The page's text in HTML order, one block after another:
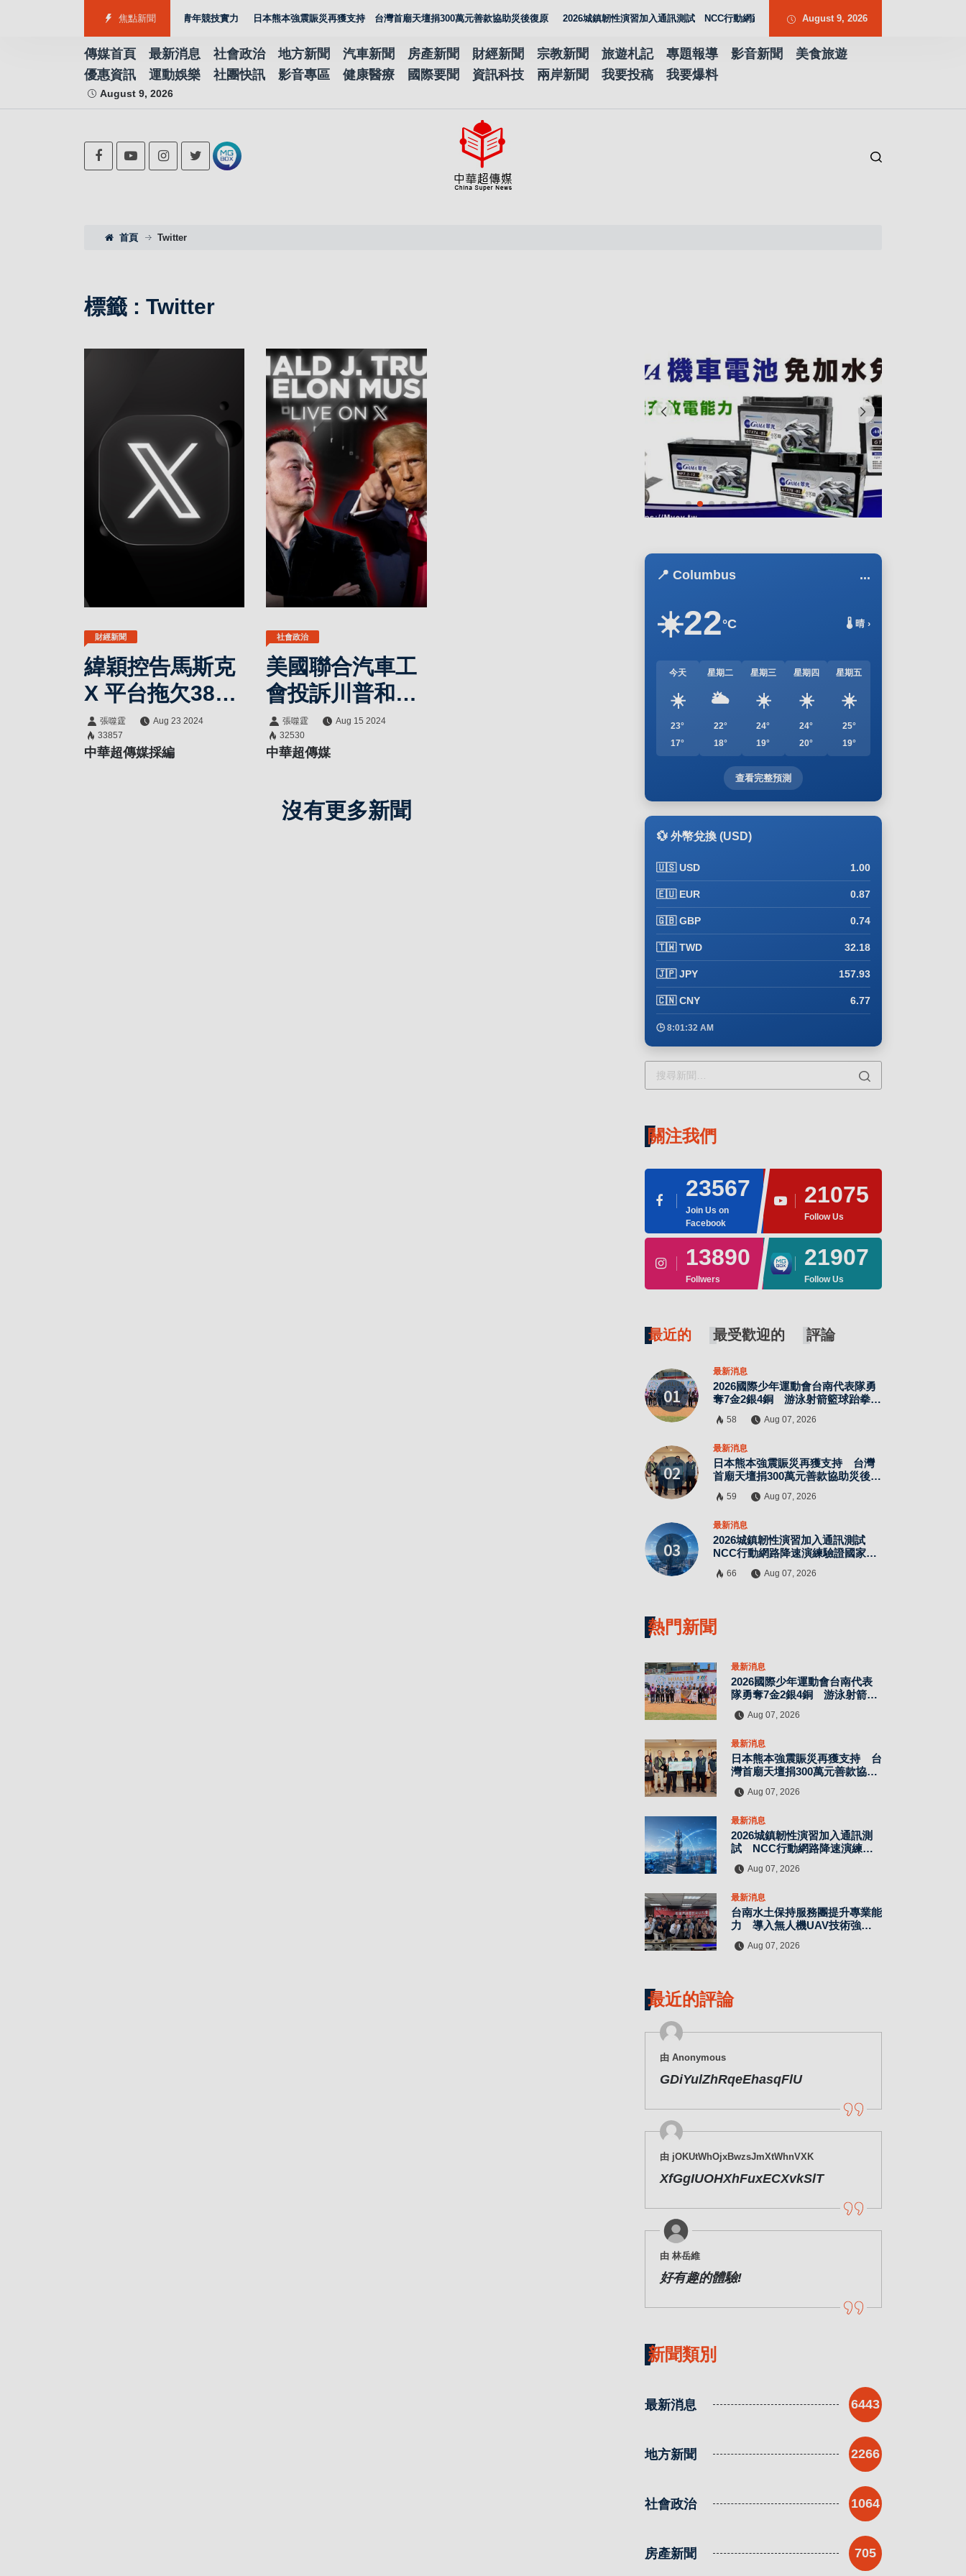
焦點新聞
2銀4銅 游泳射箭籃球跆拳道展現青年競技實力 日本熊本強震賑災再獲支持 台灣首廟天壇捐300萬元善款協助災後復原 2026城鎮韌性演習加入通訊測試 NCC行動網路降速演練驗證國家通訊防護能力
August 9, 2026
傳媒首頁 最新消息 社會政治 地方新聞 汽車新聞 房產新聞 財經新聞 宗教新聞 旅遊札記 專題報導 影音新聞
美食旅遊
優惠資訊
運動娛樂 社團快訊 影音專區 健康醫療 國際要聞 資訊科技 兩岸新聞 我要投稿 我要爆料
August 9, 2026
首頁 Twitter
標籤 : Twitter
財經新聞
緯穎控告馬斯克
X 平台拖欠38億
元伺服器費用
張噬霆
Aug 23 2024
33857
中華超傳媒採編
社會政治
美國聯合汽車工
會投訴川普和馬
斯克威脅工人罷
工權利，勞工權
張噬霆
Aug 15 2024
32530
中華超傳媒
沒有更多新聞
📍 Columbus ...
☀️22°C 🌡️ 晴 ›
今天
☀️
23°
17°
星期二
🌥️
22°
18°
星期三
☀️
24°
19°
星期四
☀️
24°
20°
星期五
☀️
25°
19°
查看完整預測
💱 外幣兌換 (USD)
🇺🇸 USD 1.00
🇪🇺 EUR 0.87
🇬🇧 GBP 0.74
🇹🇼 TWD 32.18
🇯🇵 JPY 157.93
🇨🇳 CNY 6.77
🕒 8:01:32 AM
關注我們
23567
Join Us on
Facebook
21075
Follow Us
13890
Follwers
21907
Follow Us
最近的 最受歡迎的 評論
最新消息
2026國際少年運動會台南代表隊勇
奪7金2銀4銅 游泳射箭籃球跆拳道
58 Aug 07, 2026
最新消息
日本熊本強震賑災再獲支持 台灣
首廟天壇捐300萬元善款協助災後復
59 Aug 07, 2026
最新消息
2026城鎮韌性演習加入通訊測試
NCC行動網路降速演練驗證國家通
66 Aug 07, 2026
熱門新聞
最新消息
2026國際少年運動會台南代表
隊勇奪7金2銀4銅 游泳射箭籃
Aug 07, 2026
最新消息
日本熊本強震賑災再獲支持 台
灣首廟天壇捐300萬元善款協助
Aug 07, 2026
最新消息
2026城鎮韌性演習加入通訊測
試 NCC行動網路降速演練驗
Aug 07, 2026
最新消息
台南水土保持服務團提升專業能
力 導入無人機UAV技術強化
Aug 07, 2026
最近的評論
由 Anonymous
GDiYulZhRqeEhasqFlU
由 jOKUtWhOjxBwzsJmXtWhnVXK
XfGgIUOHXhFuxECXvkSlT
由 林岳維
好有趣的體驗!
新聞類別
最新消息 6443
地方新聞 2266
社會政治 1064
房產新聞 705
×